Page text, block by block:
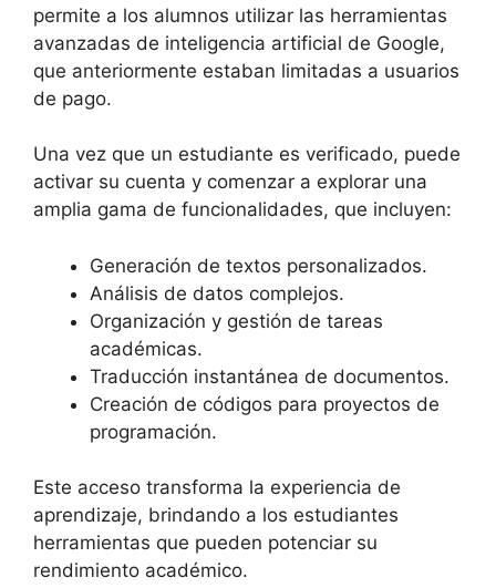
permite a los alumnos utilizar las herramientas
avanzadas de inteligencia artificial de Google,
que anteriormente estaban limitadas a usuarios
de pago.
Una vez que un estudiante es verificado, puede
activar su cuenta y comenzar a explorar una
amplia gama de funcionalidades, que incluyen:
Generación de textos personalizados.
Análisis de datos complejos.
Organización y gestión de tareas
académicas.
Traducción instantánea de documentos.
Creación de códigos para proyectos de
programación.
Este acceso transforma la experiencia de
aprendizaje, brindando a los estudiantes
herramientas que pueden potenciar su
rendimiento académico.